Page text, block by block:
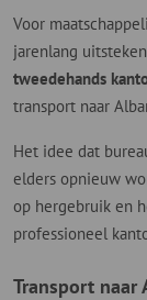
Voor
jarenlang
tweedehands
transport naar
Het idee dat
elders opnieuw
op hergebruik en
professioneel
Transport naar